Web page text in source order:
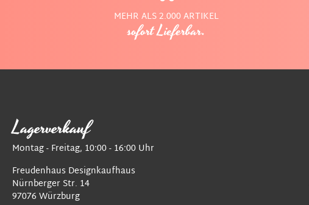
MEHR ALS 2.000 ARTIKEL
sofort Lieferbar.
Lagerverkauf
Montag - Freitag, 10:00 - 16:00 Uhr
Freudenhaus Designkaufhaus
Nürnberger Str. 14
97076 Würzburg